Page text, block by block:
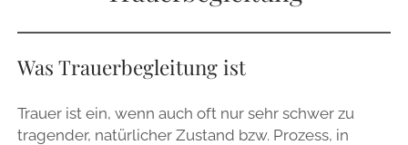
DATENSCHUTZ
IMPRESSUM
twitter facebookinstagram
email phone telegram
Was Trauerbegleitung ist
Trauer ist ein, wenn auch oft nur sehr schwer zu
tragender, natürlicher Zustand bzw. Prozess, in